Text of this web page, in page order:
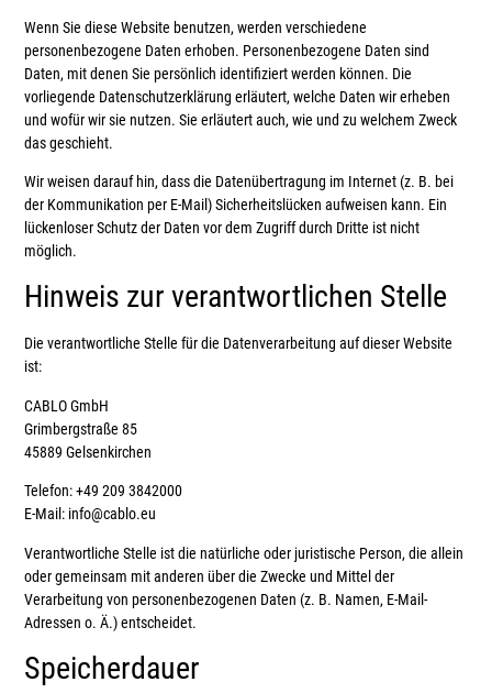
Wenn Sie diese Website benutzen, werden verschiedene
personenbezogene Daten erhoben. Personenbezogene Daten sind
Daten, mit denen Sie persönlich identifiziert werden können. Die
vorliegende Datenschutzerklärung erläutert, welche Daten wir erheben
und wofür wir sie nutzen. Sie erläutert auch, wie und zu welchem Zweck
das geschieht.
Wir weisen darauf hin, dass die Datenübertragung im Internet (z. B. bei
der Kommunikation per E-Mail) Sicherheitslücken aufweisen kann. Ein
lückenloser Schutz der Daten vor dem Zugriff durch Dritte ist nicht
möglich.
Hinweis zur verantwortlichen Stelle
Die verantwortliche Stelle für die Datenverarbeitung auf dieser Website
ist:
CABLO GmbH
Grimbergstraße 85
45889 Gelsenkirchen
Telefon: +49 209 3842000
E-Mail: info@cablo.eu
Verantwortliche Stelle ist die natürliche oder juristische Person, die allein
oder gemeinsam mit anderen über die Zwecke und Mittel der
Verarbeitung von personenbezogenen Daten (z. B. Namen, E-Mail-
Adressen o. Ä.) entscheidet.
Speicherdauer